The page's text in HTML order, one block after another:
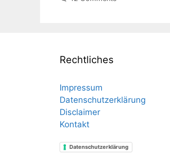
Rechtliches
Impressum
Datenschutzerklärung
Disclaimer
Kontakt
Datenschutzerklärung